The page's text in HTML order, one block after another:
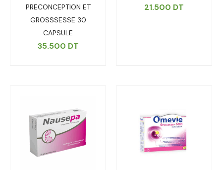
PRECONCEPTION ET
GROSSSESSE 30
CAPSULE
35.500 DT
21.500 DT